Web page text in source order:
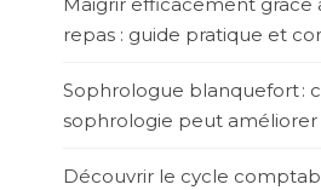
Maigrir efficacement grâce
repas : guide pratique et
Sophrologue blanquefort :
sophrologie peut
Découvrir le cycle